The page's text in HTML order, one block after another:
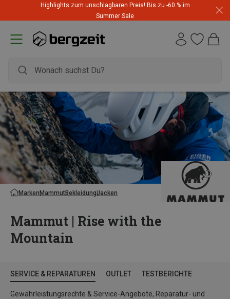
Highlights zum unschlagbaren Preis! Bis zu -60 % im
Summer Sale
MarkenMammutBekleidungJacken
Mammut | Rise with the
Mountain
SERVICE & REPARATUREN OUTLET TESTBERICHTE
Gewährleistungsrechte & Service-Angebote, Reparatur- und